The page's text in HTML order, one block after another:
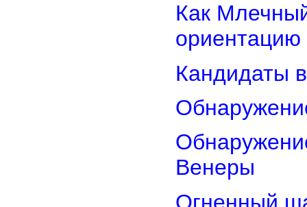
Как
ориентацию
Кандидаты
Венеры
Огненный